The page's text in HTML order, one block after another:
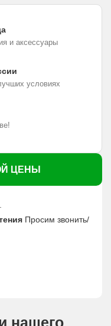
и аксессуары
условиях
ЦЕНЫ
Просим звонить/
нашего